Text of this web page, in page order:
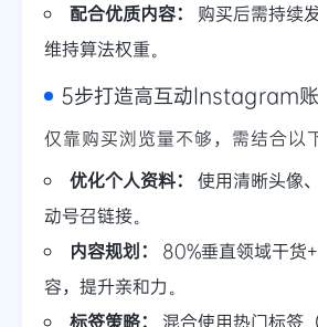
配合优质内容：
购买后需持续
维持算法权重。
5步打造高互动Instagram
仅靠购买浏览量不够，需结合以
优化个人资料：
使用清晰头像
动号召链接。
内容规划：
80%垂直领域干货
容，提升亲和力。
标签策略：
混合使用热门标签